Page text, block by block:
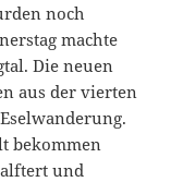
noch
machte
Die neuen
aus der vierten
bekommen
und